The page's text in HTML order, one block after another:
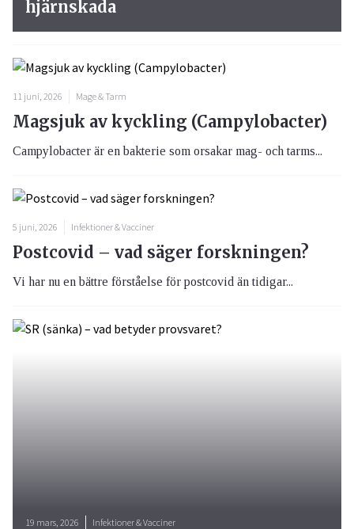
11 juni, 2026 Mage & Tarm
Magsjuk av kyckling (Campylobacter)
Campylobacter är en bakterie som orsakar mag- och tarms...
5 juni, 2026 Infektioner & Vacciner
Postcovid – vad säger forskningen?
Vi har nu en bättre förståelse för postcovid än tidigar...
hjärnskada
19 mars, 2026 Infektioner & Vacciner